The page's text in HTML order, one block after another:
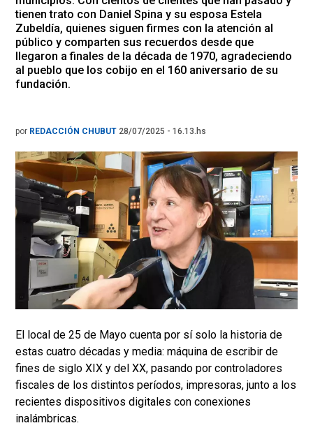
tienen trato con Daniel Spina y su esposa Estela
Zubeldía, quienes siguen firmes con la atención al
público y comparten sus recuerdos desde que
llegaron a finales de la década de 1970, agradeciendo
al pueblo que los cobijo en el 160 aniversario de su
fundación.
por REDACCIÓN CHUBUT 28/07/2025 - 16.13.hs
El local de 25 de Mayo cuenta por sí solo la historia de
estas cuatro décadas y media: máquina de escribir de
fines de siglo XIX y del XX, pasando por controladores
fiscales de los distintos períodos, impresoras, junto a los
recientes dispositivos digitales con conexiones
inalámbricas.